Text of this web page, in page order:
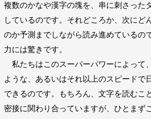
複数のかなや漢字の塊を、串に刺さった
しているのです。それどころか、次にど
のか予測までしながら読み進めているの
力には驚きです。
私たちはこのスーパーパワーによって
ような、あるいはそれ以上のスピードで
できるのです。もちろん、文字を読むこ
密接に関わり合っていますが、ひとまず